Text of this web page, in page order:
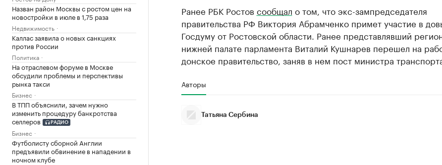
Назван район Москвы с ростом цен на
новостройки в июле в 1,75 раза
Недвижимость
Каллас заявила о новых санкциях
против России
Политика
На отраслевом форуме в Москве
обсудили проблемы и перспективы
рынка такси
Бизнес
В ТПП объяснили, зачем нужно
изменить процедуру банкротства
селлеров
РАДИО
Бизнес
Футболисту сборной Англии
предъявили обвинение в нападении в
ночном клубе
Ранее РБК Ростов сообщал о том, что экс-зампредседателя
правительства РФ Виктория Абрамченко примет участие в
Госдуму от Ростовской области. Ранее представлявший
нижней палате парламента Виталий Кушнарев перешел на
донское правительство, заняв в нем пост министра
Авторы
Татьяна Сербина